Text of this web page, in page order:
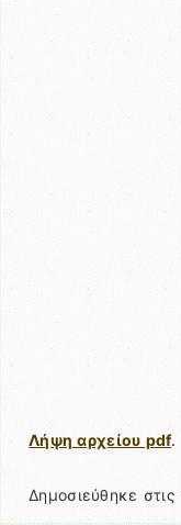
Λήψη αρχείου pdf.
Δημοσιεύθηκε στις